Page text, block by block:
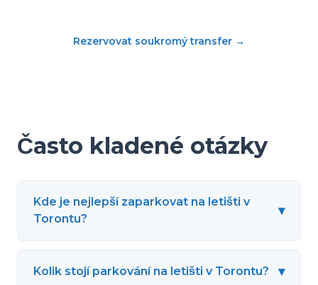
Rezervovat soukromý transfer →
Často kladené otázky
Kde je nejlepší zaparkovat na letišti v
Torontu?
▾
Kolik stojí parkování na letišti v Torontu? ▾